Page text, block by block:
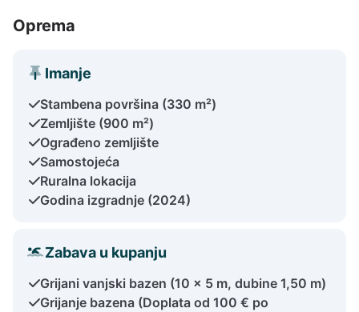
Oprema
Imanje
Stambena površina (330 m²)
Zemljište (900 m²)
Ograđeno zemljište
Samostojeća
Ruralna lokacija
Godina izgradnje (2024)
Zabava u kupanju
Grijani vanjski bazen (10 x 5 m, dubine 1,50 m)
Grijanje bazena (Doplata od 100 € po